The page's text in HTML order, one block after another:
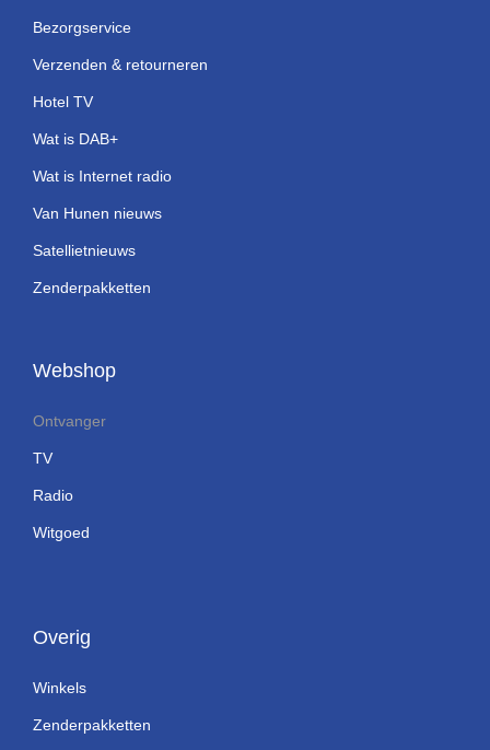
Bezorgservice
Verzenden & retourneren
Hotel TV
Wat is DAB+
Wat is Internet radio
Van Hunen nieuws
Satellietnieuws
Zenderpakketten
Webshop
Ontvanger
TV
Radio
Witgoed
Overig
Winkels
Zenderpakketten